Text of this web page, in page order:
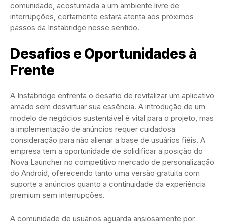
comunidade, acostumada a um ambiente livre de
interrupções, certamente estará atenta aos próximos
passos da Instabridge nesse sentido.
Desafios e Oportunidades à
Frente
A Instabridge enfrenta o desafio de revitalizar um aplicativo
amado sem desvirtuar sua essência. A introdução de um
modelo de negócios sustentável é vital para o projeto, mas
a implementação de anúncios requer cuidadosa
consideração para não alienar a base de usuários fiéis. A
empresa tem a oportunidade de solidificar a posição do
Nova Launcher no competitivo mercado de personalização
do Android, oferecendo tanto uma versão gratuita com
suporte a anúncios quanto a continuidade da experiência
premium sem interrupções.
A comunidade de usuários aguarda ansiosamente por